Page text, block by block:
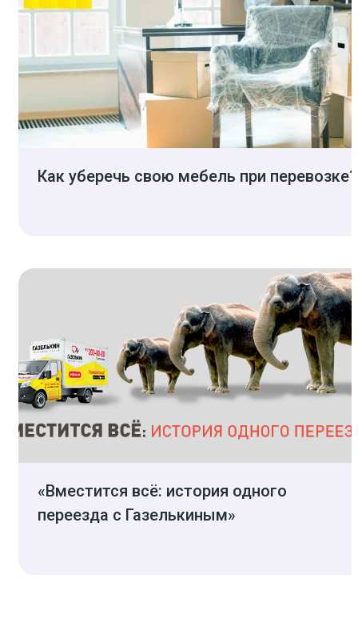
Как уберечь свою мебель при перевозке?
«Вместится всё: история одного
переезда с Газелькиным»